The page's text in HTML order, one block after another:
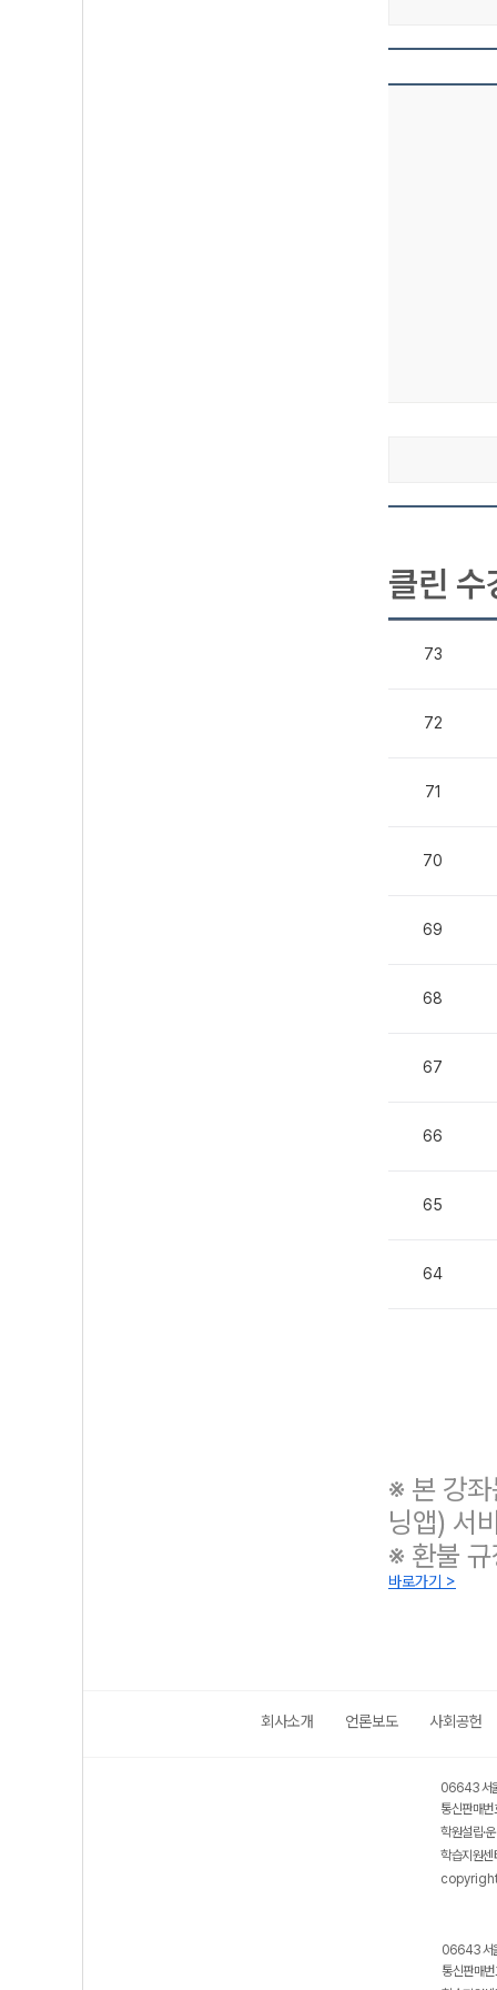
클린 수
73
72
71
70
69
68
67
66
65
64
※ 본 강
닝앱) 서
※ 환불
바로가기 >
회사소개 언론보도 사회공헌
06643 서
통신판매
학원설립·
학습지원
06643 서
통신판매